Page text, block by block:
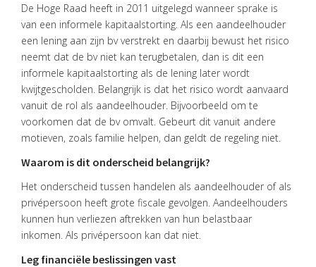
De Hoge Raad heeft in 2011 uitgelegd wanneer sprake is
van een informele kapitaalstorting. Als een aandeelhouder
een lening aan zijn bv verstrekt en daarbij bewust het risico
neemt dat de bv niet kan terugbetalen, dan is dit een
informele kapitaalstorting als de lening later wordt
kwijtgescholden. Belangrijk is dat het risico wordt aanvaard
vanuit de rol als aandeelhouder. Bijvoorbeeld om te
voorkomen dat de bv omvalt. Gebeurt dit vanuit andere
motieven, zoals familie helpen, dan geldt de regeling niet.
Waarom is dit onderscheid belangrijk?
Het onderscheid tussen handelen als aandeelhouder of als
privépersoon heeft grote fiscale gevolgen. Aandeelhouders
kunnen hun verliezen aftrekken van hun belastbaar
inkomen. Als privépersoon kan dat niet.
Leg financiële beslissingen vast